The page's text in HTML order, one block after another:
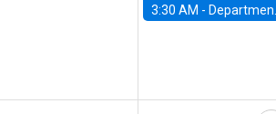
3:30 AM - Department Seminar: James Robinson